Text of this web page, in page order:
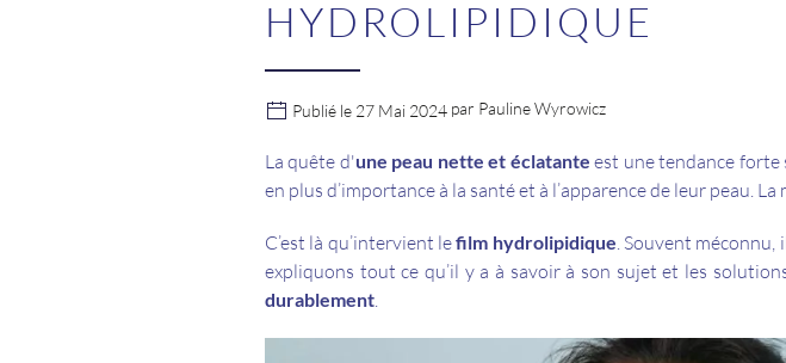
HYDROLIPIDIQUE
Publié le 27 Mai 2024 par Pauline Wyrowicz
La quête d'une peau nette et éclatante est une tendance forte
en plus d’importance à la santé et à l’apparence de leur peau.
C’est là qu’intervient lefilm hydrolipidique. Souvent
expliquons tout ce qu’il y a à savoir à son sujet et les
durablement.